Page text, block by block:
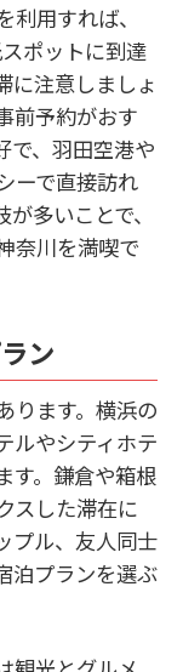
用すれば、
ポットに到達
に注意しましょ
前予約がおす
で、羽田空港や
ーで直接訪れ
多いことで、
奈川を満喫で
ン
ります。横浜の
ルやシティホテ
す。鎌倉や箱根
スした滞在に
プル、友人同士
泊プランを選ぶ